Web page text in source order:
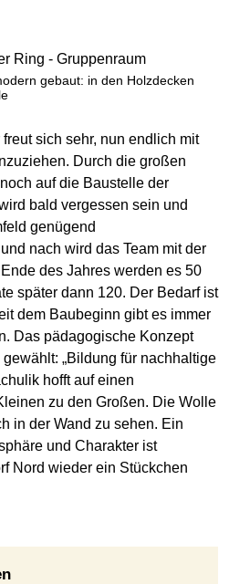
gebaut: in den Holzdecken
sich sehr, nun endlich mit
Durch die großen
auf die Baustelle der
bald vergessen sein und
genügend
nach wird das Team mit der
des Jahres werden es 50
später dann 120. Der Bedarf ist
dem Baubeginn gibt es immer
Das pädagogische Konzept
„Bildung für nachhaltige
hofft auf einen
zu den Großen. Die Wolle
in der Wand zu sehen. Ein
und Charakter ist
Nord wieder ein Stückchen